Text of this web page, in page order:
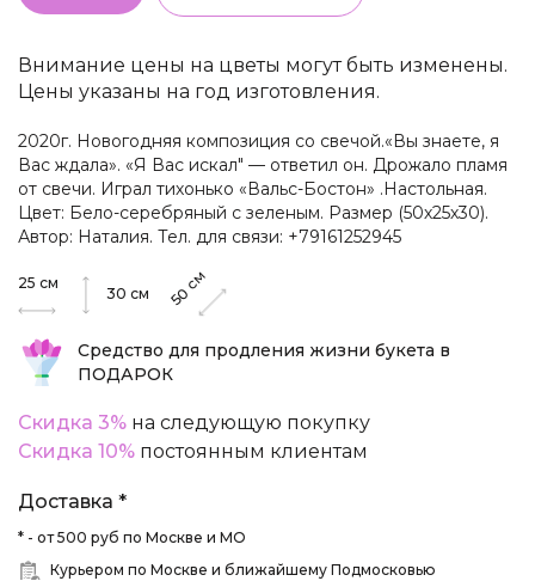
Внимание цены на цветы могут быть изменены.
Цены указаны на год изготовления.
2020г. Новогодняя композиция со свечой.«Вы знаете, я
Вас ждала». «Я Вас искал" — ответил он. Дрожало пламя
от свечи. Играл тихонько «Вальс-Бостон» .Настольная.
Цвет: Бело-серебряный с зеленым. Размер (50х25х30).
Автор: Наталия. Тел. для связи: +79161252945
25 см
30 см 50
см
Средство для продления жизни букета в
ПОДАРОК
Скидка 3% на следующую покупку
Скидка 10% постоянным клиентам
Доставка *
* - от 500 руб по Москве и МО
Курьером по Москве и ближайшему Подмосковью